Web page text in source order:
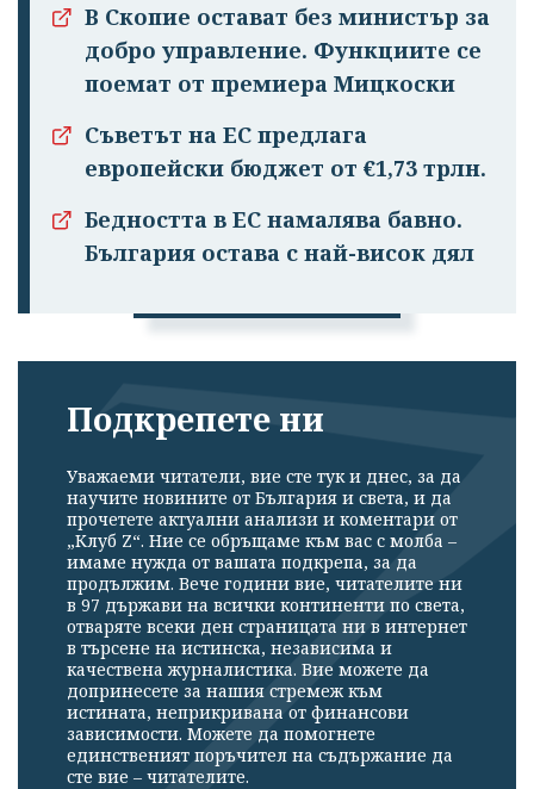
излязохте от
профила си!
В Скопие остават без министър за
добро управление. Функциите се
поемат от премиера Мицкоски
Съветът на ЕС предлага
европейски бюджет от €1,73 трлн.
Бедността в ЕС намалява бавно.
България остава с най-висок дял
Подкрепете ни
Уважаеми читатели, вие сте тук и днес, за да
научите новините от България и света, и да
прочетете актуални анализи и коментари от
„Клуб Z“. Ние се обръщаме към вас с молба –
имаме нужда от вашата подкрепа, за да
продължим. Вече години вие, читателите ни
в 97 държави на всички континенти по света,
отваряте всеки ден страницата ни в интернет
в търсене на истинска, независима и
качествена журналистика. Вие можете да
допринесете за нашия стремеж към
истината, неприкривана от финансови
зависимости. Можете да помогнете
единственият поръчител на съдържание да
сте вие – читателите.